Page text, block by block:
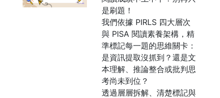
是刷題！
我們依據 PIRLS 四大層次
與 PISA 閱讀素養架構，精
準標記每一題的思維關卡：
是資訊提取沒抓到？還是文
本理解、推論整合或批判思
考尚未到位？
透過層層拆解、清楚標記與